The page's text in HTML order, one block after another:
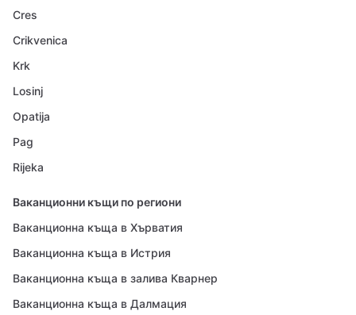
Cres
Crikvenica
Krk
Losinj
Opatija
Pag
Rijeka
Ваканционни къщи по региони
Ваканционна къща в Хърватия
Ваканционна къща в Истрия
Ваканционна къща в залива Кварнер
Ваканционна къща в Далмация